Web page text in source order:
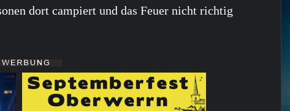
dort campiert und das Feuer nicht richtig